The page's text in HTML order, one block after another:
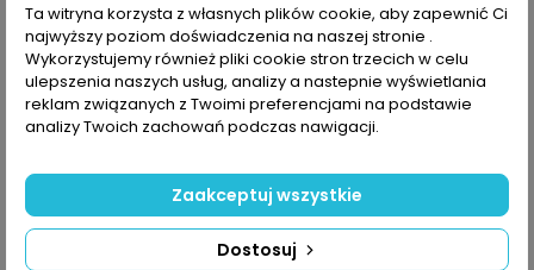
OPIS SZCZEGÓŁY PRODUKTU
Robótki ręczne to odskocznia od codzienności. Czasami są one
wyzwaniem, innym razem wszystko idzie jak z płatka. Może jest
W tym numerze znajdziesz wzory firanki, serwetek, bieżników –
także takich z motywów. Są siatkowe plisy i dekoracja okienna.
Są modele łatwe i trudne, ale staramy się tak przygotować
opisy i schematy, aby były czytelne i przejrzyste, a ty już od
jednego rzutu oka mogła ocenić urodę serwetek.
Ta witryna korzysta z własnych plików cookie, aby zapewnić Ci
najwyższy poziom doświadczenia na naszej stronie .
Wykorzystujemy również pliki cookie stron trzecich w celu
ulepszenia naszych usług, analizy a nastepnie wyświetlania
reklam związanych z Twoimi preferencjami na podstawie
analizy Twoich zachowań podczas nawigacji.
Dostosuj
Zaakceptuj wszystkie